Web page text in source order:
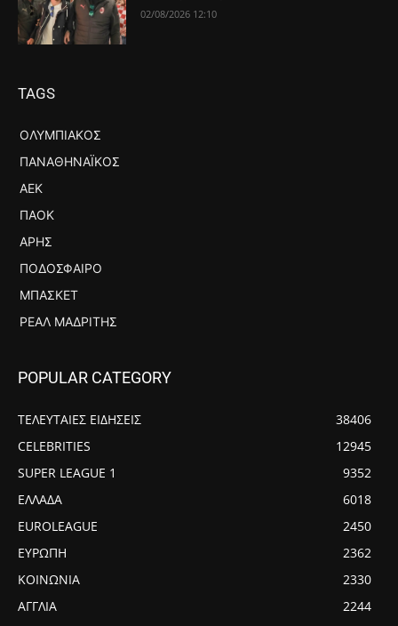
02/08/2026 12:10
TAGS
ΟΛΥΜΠΙΑΚΌΣ
ΠΑΝΑΘΗΝΑΪΚΌΣ
ΑΕΚ
ΠΑΟΚ
ΆΡΗΣ
ΠΟΔΌΣΦΑΙΡΟ
ΜΠΆΣΚΕΤ
ΡΕΆΛ ΜΑΔΡΊΤΗΣ
POPULAR CATEGORY
ΤΕΛΕΥΤΑΙΕΣ ΕΙΔΗΣΕΙΣ
38406
CELEBRITIES
12945
SUPER LEAGUE 1
9352
ΕΛΛΑΔΑ
6018
EUROLEAGUE
2450
ΕΥΡΩΠΗ
2362
ΚΟΙΝΩΝΙΑ
2330
ΑΓΓΛΙΑ
2244